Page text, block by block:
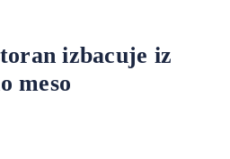
izbacuje iz
meso